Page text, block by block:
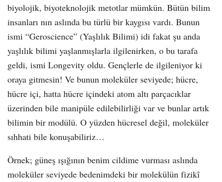
biyolojik, biyoteknolojik metotlar mümkün. Bütün bilim
insanları nın aslında bu türlü bir kaygısı vardı. Bunun
ismi “Geroscience” (Yaşlılık Bilimi) idi fakat şu anda
yaşlılık bilimi yaşlanmışlarla ilgilenirken, o bu tarafa
geldi, ismi Longevity oldu. Gençlerle de ilgileniyor ki
oraya gitmesin! Ve bunun moleküler seviyede; hücre,
hücre içi, hatta hücre içindeki atom altı parçacıklar
üzerinden bile manipüle edilebilirliği var ve bunlar artık
bilimin bir modülü. O yüzden hücresel değil, moleküler
sıhhati bile konuşabiliriz…
Örnek; güneş ışığının benim cildime vurması aslında
moleküler seviyede bedenimdeki bir molekülün fizikî